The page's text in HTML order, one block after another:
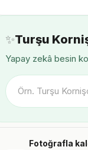
✨Turşu
Yapay zekâ besin
Fotoğrafla